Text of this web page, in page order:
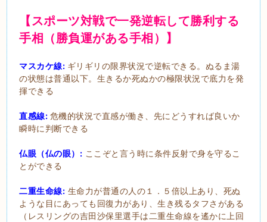
【スポーツ対戦で一発逆転して勝利する
手相（勝負運がある手相）】
マスカケ線: ギリギリの限界状況で逆転できる。ぬるま湯
の状態は普通以下。生きるか死ぬかの極限状況で底力を発
揮できる
直感線: 危機的状況で直感が働き、先にどうすれば良いか
瞬時に判断できる
仏眼（仏の眼）: ここぞと言う時に条件反射で身を守るこ
とができる
二重生命線: 生命力が普通の人の１．５倍以上あり、死ぬ
ような目にあっても回復力があり、生き残るタフさがある
（レスリングの吉田沙保里選手は二重生命線を遙かに上回